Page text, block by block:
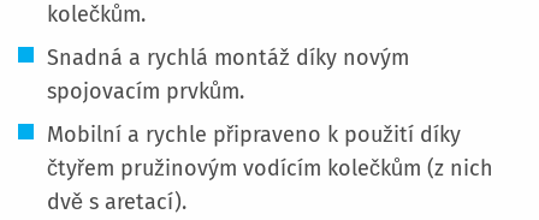
kolečkům.
Snadná a rychlá montáž díky novým
spojovacím prvkům.
Mobilní a rychle připraveno k použití díky
čtyřem pružinovým vodícím kolečkům (z nich
dvě s aretací).